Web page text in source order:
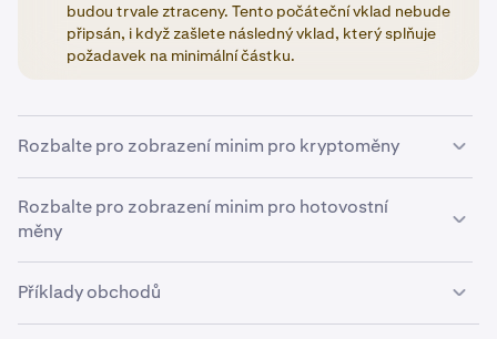
budou trvale ztraceny. Tento počáteční vklad nebude
připsán, i když zašlete následný vklad, který splňuje
požadavek na minimální částku.
Rozbalte pro zobrazení minim pro kryptoměny
Níže je uveden souhrn minimálních hodnot
požadovaných pro vkládání a obchodování kryptoměn.
Minima pro výběry naleznete
Nemůžeme dělat výjimky z minimálních limitů, proto
Rozbalte pro zobrazení minim pro hotovostní
měny
Základní měna
Příklady obchodů